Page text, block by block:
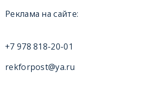
Реклама на сайте:
+7 978 818-20-01
rekforpost@ya.ru